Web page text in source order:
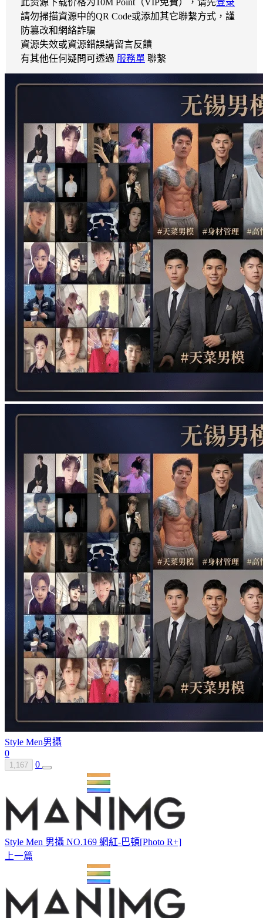
請勿掃描資源中的QR Code或添加其它聯繫方式，謹
防篡改和網絡詐騙
資源失效或資源錯誤請留言反饋
有其他任何疑問可透過 服務單 聯繫
Style Men男攝
0
1,167 0
Style Men 男攝 NO.169 網紅-巴頓[Photo R+]
上一篇